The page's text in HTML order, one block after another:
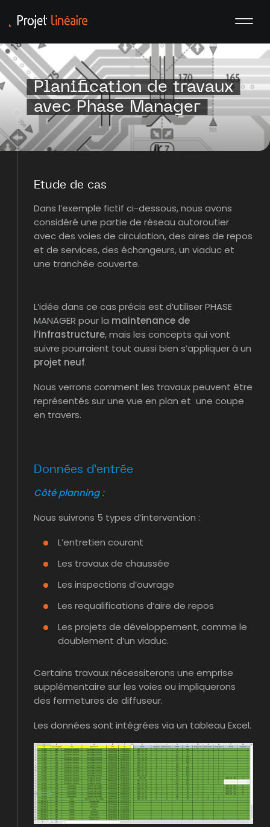
Planification de travaux
avec Phase Manager
Etude de cas
Dans l’exemple fictif ci-dessous, nous avons
considéré une partie de réseau autoroutier
avec des voies de circulation, des aires de repos
et de services, des échangeurs, un viaduc et
une tranchée couverte.
L’idée dans ce cas précis est d’utiliser PHASE
MANAGER pour la maintenance de
l’infrastructure, mais les concepts qui vont
suivre pourraient tout aussi bien s’appliquer à un
projet neuf.
Nous verrons comment les travaux peuvent être
représentés sur une vue en plan et une coupe
en travers.
Données d’entrée
Côté planning :
Nous suivrons 5 types d’intervention :
L’entretien courant
Les travaux de chaussée
Les inspections d’ouvrage
Les requalifications d’aire de repos
Les projets de développement, comme le
doublement d’un viaduc.
Certains travaux nécessiterons une emprise
supplémentaire sur les voies ou impliquerons
des fermetures de diffuseur.
Les données sont intégrées via un tableau Excel.